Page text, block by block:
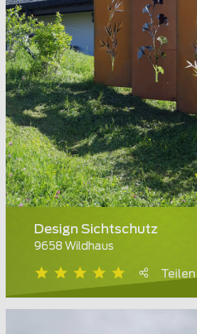
Design Sichtschutz
9658 Wildhaus
Teilen